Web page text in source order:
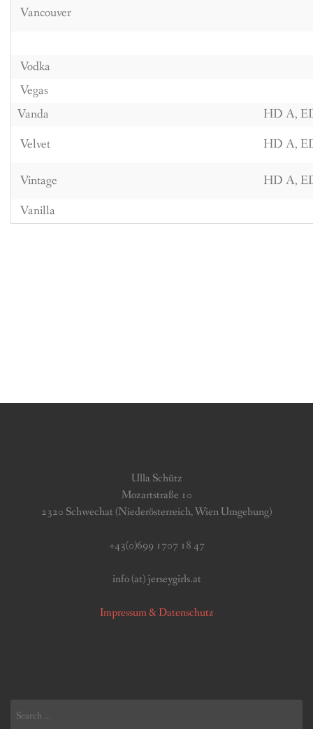
Vancouver
Vodka
Vegas
Vanda
HD A,
Velvet
HD A,
Vintage
HD A,
Vanilla
Ulla Schütz
Mozartstraße 10
2320 Schwechat (Niederösterreich, Wien Umgebung)
+43(0)699 1707 18 47
info (at) jerseygirls.at
Impressum & Datenschutz